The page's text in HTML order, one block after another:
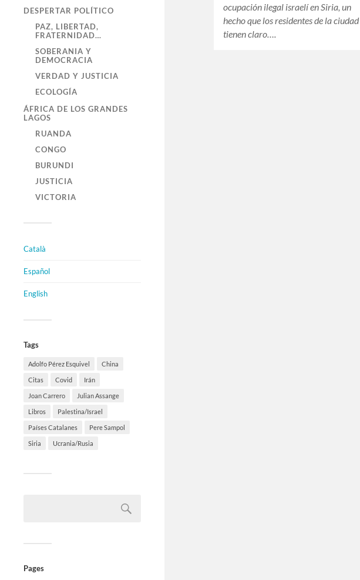
DESPERTAR POLÍTICO
PAZ, LIBERTAD,
FRATERNIDAD…
SOBERANIA Y
DEMOCRACIA
VERDAD Y JUSTICIA
ECOLOGÍA
ÁFRICA DE LOS GRANDES
LAGOS
RUANDA
CONGO
BURUNDI
JUSTICIA
VICTORIA
Català
Español
English
Tags
Adolfo Pérez Esquivel China
Citas Covid Irán
Joan Carrero Julian Assange
Libros Palestina/Israel
Países Catalanes Pere Sampol
Siria Ucrania/Rusia
Pages
ocupación ilegal israelí en Siria, un
hecho que los residentes de la ciudad
tienen claro….